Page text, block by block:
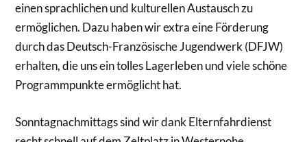
einen sprachlichen und kulturellen Austausch zu
ermöglichen. Dazu haben wir extra eine Förderung
durch das Deutsch-Französische Jugendwerk (DFJW)
erhalten, die uns ein tolles Lagerleben und viele schöne
Programmpunkte ermöglicht hat.
Sonntagnachmittags sind wir dank Elternfahrdienst